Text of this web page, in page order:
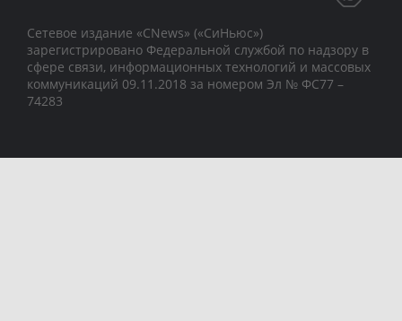
Сетевое издание «CNews» («СиНьюс»)
зарегистрировано Федеральной службой по надзору в
сфере связи, информационных технологий и массовых
коммуникаций 09.11.2018 за номером Эл № ФС77 –
74283